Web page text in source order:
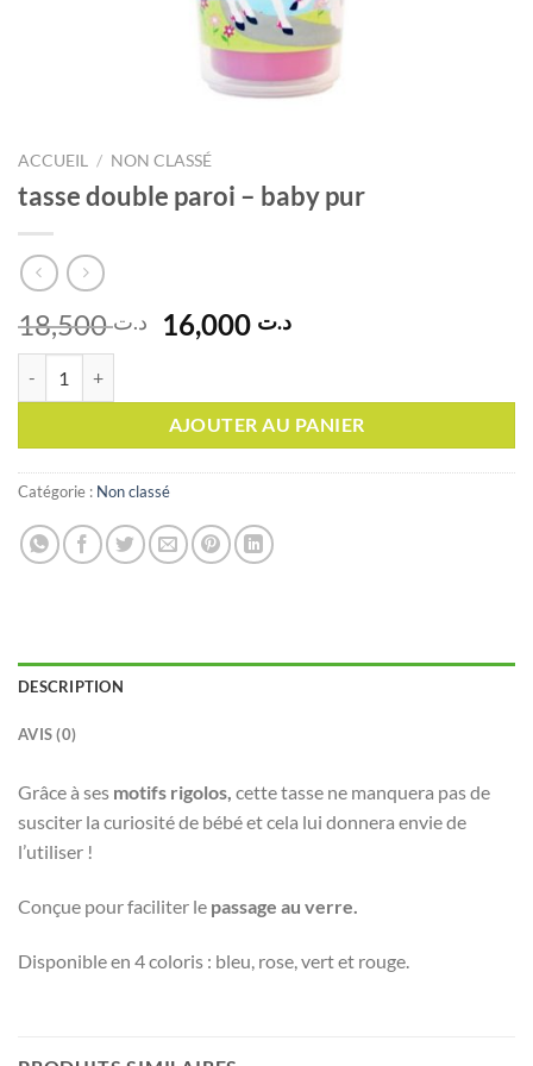
ACCUEIL / NON CLASSÉ
tasse double paroi – baby pur
د.ت18,500
Le
prix
était :
د.ت 18,500.
د.تLe
est :
AJOUTER AU PANIER
Catégorie : Non classé
DESCRIPTION
AVIS (0)
Grâce à ses motifs rigolos, cette tasse ne manquera pas de
susciter la curiosité de bébé et cela lui donnera envie de
l’utiliser !
Conçue pour faciliter le passage au verre.
Disponible en 4 coloris : bleu, rose, vert et rouge.